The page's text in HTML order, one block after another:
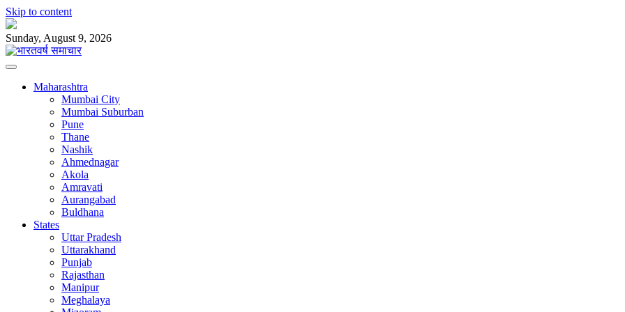
Skip to content
Sunday, August 9, 2026
Maharashtra
Mumbai City
Mumbai Suburban
Pune
Thane
Nashik
Ahmednagar
Akola
Amravati
Aurangabad
Buldhana
States
Uttar Pradesh
Uttarakhand
Punjab
Rajasthan
Manipur
Meghalaya